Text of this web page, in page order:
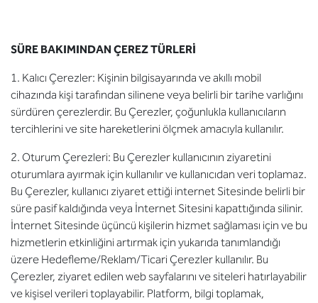
SÜRE BAKIMINDAN ÇEREZ TÜRLERİ
1. Kalıcı Çerezler: Kişinin bilgisayarında ve akıllı mobil
cihazında kişi tarafından silinene veya belirli bir tarihe varlığını
sürdüren çerezlerdir. Bu Çerezler, çoğunlukla kullanıcıların
tercihlerini ve site hareketlerini ölçmek amacıyla kullanılır.
2. Oturum Çerezleri: Bu Çerezler kullanıcının ziyaretini
oturumlara ayırmak için kullanılır ve kullanıcıdan veri toplamaz.
Bu Çerezler, kullanıcı ziyaret ettiği internet Sitesinde belirli bir
süre pasif kaldığında veya İnternet Sitesini kapattığında silinir.
İnternet Sitesinde üçüncü kişilerin hizmet sağlaması için ve bu
hizmetlerin etkinliğini artırmak için yukarıda tanımlandığı
üzere Hedefleme/Reklam/Ticari Çerezler kullanılır. Bu
Çerezler, ziyaret edilen web sayfalarını ve siteleri hatırlayabilir
ve kişisel verileri toplayabilir. Platform, bilgi toplamak,